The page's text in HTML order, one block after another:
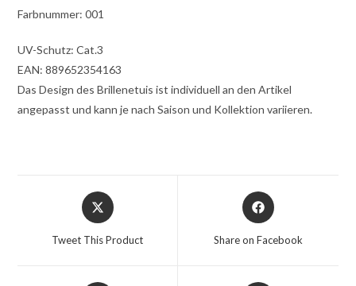
Farbnummer: 001
UV-Schutz: Cat.3
EAN: 889652354163
Das Design des Brillenetuis ist individuell an den Artikel
angepasst und kann je nach Saison und Kollektion variieren.
Tweet This Product Share on Facebook